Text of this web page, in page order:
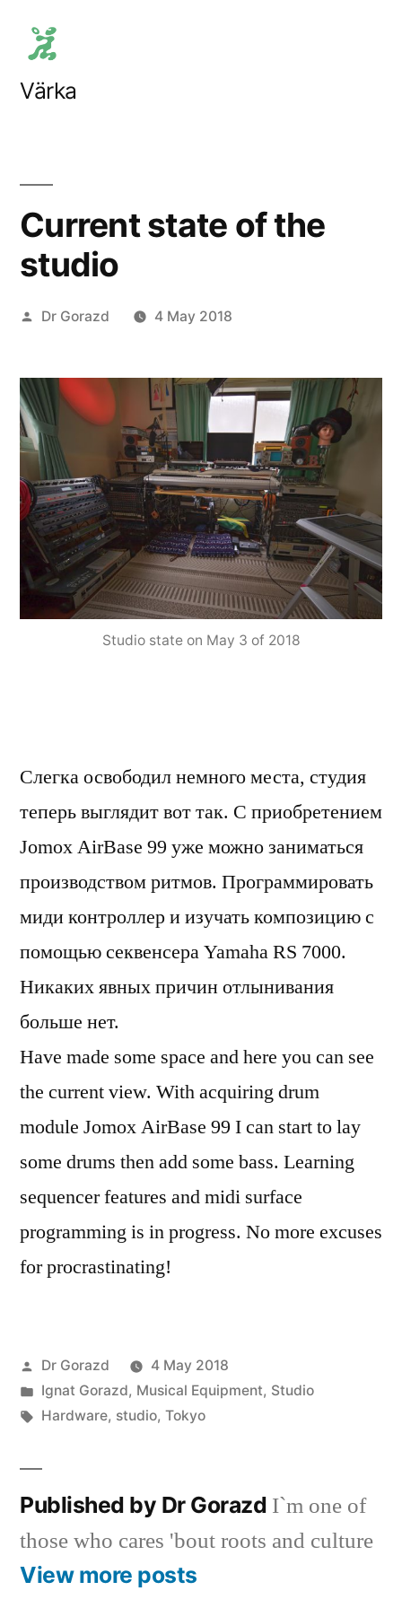
content
Värka
Current state of the
studio
Posted
Dr Gorazd 4 May 2018
Studio state on May 3 of 2018
Слегка освободил немного места, студия
теперь выглядит вот так. С приобретением
Jomox AirBase 99 уже можно заниматься
производством ритмов. Программировать
миди контроллер и изучать композицию с
помощью секвенсера Yamaha RS 7000.
Никаких явных причин отлынивания
больше нет.
Have made some space and here you can see
the current view. With acquiring drum
module Jomox AirBase 99 I can start to lay
some drums then add some bass. Learning
sequencer features and midi surface
programming is in progress. No more excuses
for procrastinating!
Posted
by
Dr Gorazd
4 May 2018
Posted
in
Ignat Gorazd, Musical Equipment, Studio
Tags:
Hardware, studio, Tokyo
Published by Dr Gorazd I`m one of
those who cares 'bout roots and culture
View more posts